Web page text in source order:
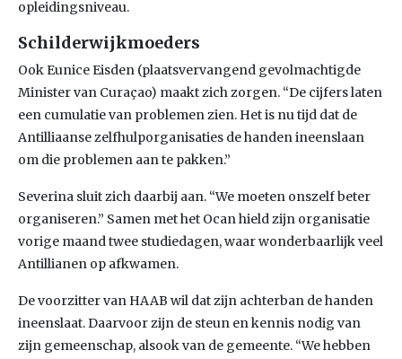
opleidingsniveau.
Schilderwijkmoeders
Ook Eunice Eisden (plaatsvervangend gevolmachtigde
Minister van Curaçao) maakt zich zorgen. “De cijfers laten
een cumulatie van problemen zien. Het is nu tijd dat de
Antilliaanse zelfhulporganisaties de handen ineenslaan
om die problemen aan te pakken.”
Severina sluit zich daarbij aan. “We moeten onszelf beter
organiseren.” Samen met het Ocan hield zijn organisatie
vorige maand twee studiedagen, waar wonderbaarlijk veel
Antillianen op afkwamen.
De voorzitter van HAAB wil dat zijn achterban de handen
ineenslaat. Daarvoor zijn de steun en kennis nodig van
zijn gemeenschap, alsook van de gemeente. “We hebben